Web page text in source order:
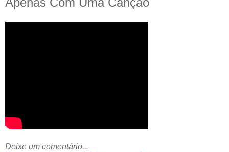
Deixe um comentário...